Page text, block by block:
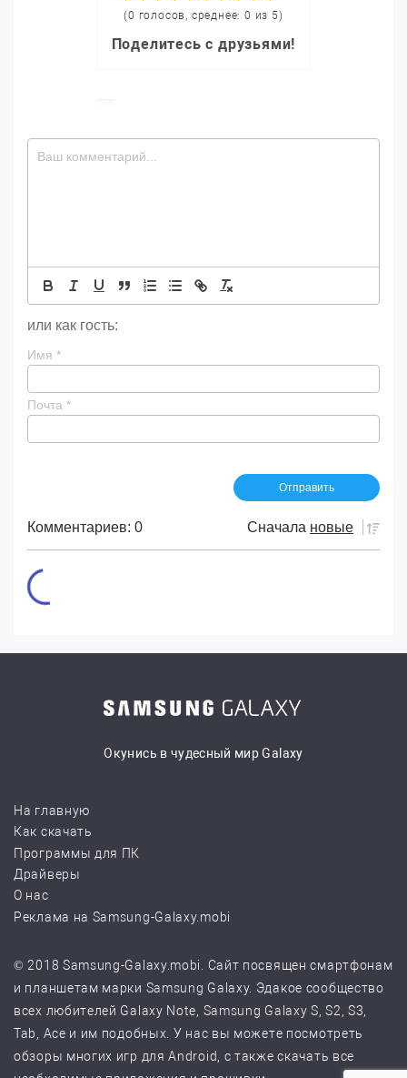
(0 голосов, среднее: 0 из 5)
Поделитесь с друзьями!
или как гость:
Имя *
Почта *
Комментариев: 0 Сначала новые
Окунись в чудесный мир Galaxy
На главную
Как скачать
Программы для ПК
Драйверы
О нас
Реклама на Samsung-Galaxy.mobi
© 2018 Samsung-Galaxy.mobi. Сайт посвящен смартфонам
и планшетам марки Samsung Galaxy. Эдакое сообщество
всех любителей Galaxy Note, Samsung Galaxy S, S2, S3,
Tab, Ace и им подобных. У нас вы можете посмотреть
обзоры многих игр для Android, с также скачать все